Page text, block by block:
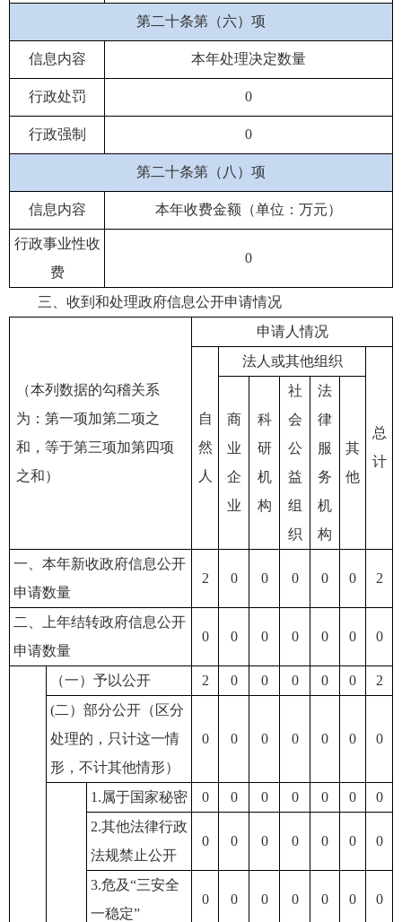
第二十条第（六）项
信息内容 本年处理决定数量
行政处罚 0
行政强制 0
第二十条第（八）项
信息内容 本年收费金额（单位：万元）
行政事业性收
费
0
三、收到和处理政府信息公开申请情况
（本列数据的勾稽关系
为：第一项加第二项之
和，等于第三项加第四项
之和）
申请人情况
自
然
人
法人或其他组织
总
计
商
业
企
业
科
研
机
构
社
会
公
益
组
织
法
律
服
务
机
构
其
他
一、本年新收政府信息公开
申请数量
2 0 0 0 0 0 2
二、上年结转政府信息公开
申请数量
0 0 0 0 0 0 0
（一）予以公开 2 0 0 0 0 0
2
(二）部分公开（区分
处理的，只计这一情
形，不计其他情形）
0 0 0 0 0 0 0
1.属于国家秘密 0 0 0 0 0 0
0
2.其他法律行政
法规禁止公开
0 0 0 0 0 0 0
3.危及“三安全
一稳定”
0 0 0 0 0 0 0